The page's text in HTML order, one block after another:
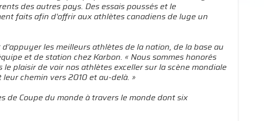
des autres pays. Des essais poussés et le
faits afin d'offrir aux athlètes canadiens de luge un
les meilleurs athlètes de la nation, de la base au
et de station chez Karbon. « Nous sommes honorés
plaisir de voir nos athlètes exceller sur la scène mondiale
chemin vers 2010 et au-delà. »
de Coupe du monde à travers le monde dont six